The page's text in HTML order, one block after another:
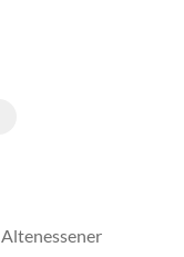
Altenessener